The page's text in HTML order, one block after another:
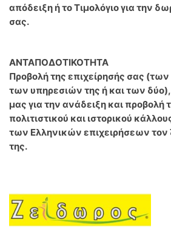
απόδειξη ή το Τιμολόγιο για την
σας.
ΑΝΤΑΠΟΔΟΤΙΚΟΤΗΤΑ
Προβολή της επιχείρησής σας
των υπηρεσιών της ή και των
μας για την ανάδειξη και προβολή
πολιτιστικού και ιστορικού
των Ελληνικών επιχειρήσεων τον
της.